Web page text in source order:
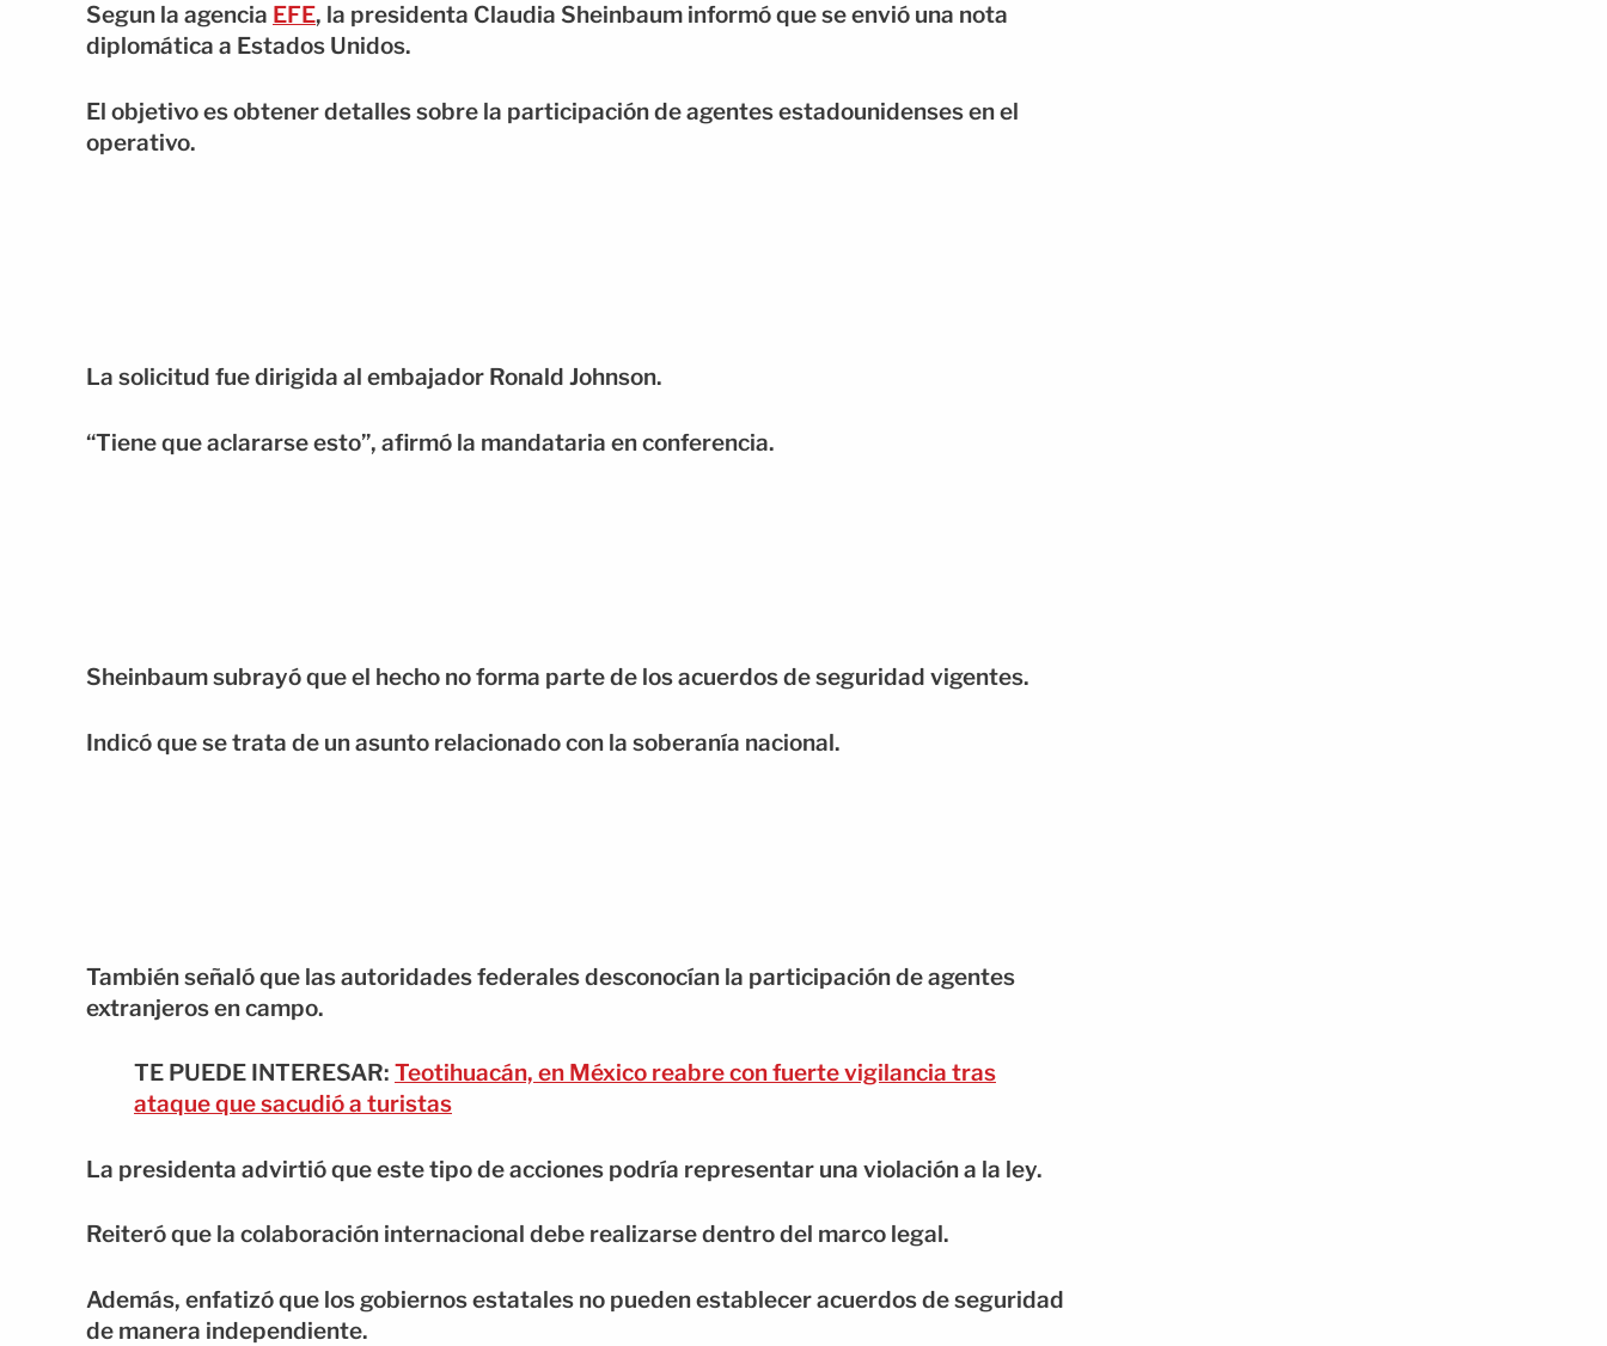
Segun la agencia EFE, la presidenta Claudia Sheinbaum informó que se envió una nota
diplomática a Estados Unidos.
El objetivo es obtener detalles sobre la participación de agentes estadounidenses en el
operativo.
La solicitud fue dirigida al embajador Ronald Johnson.
“Tiene que aclararse esto”, afirmó la mandataria en conferencia.
Sheinbaum subrayó que el hecho no forma parte de los acuerdos de seguridad vigentes.
Indicó que se trata de un asunto relacionado con la soberanía nacional.
También señaló que las autoridades federales desconocían la participación de agentes
extranjeros en campo.
TE PUEDE INTERESAR: Teotihuacán, en México reabre con fuerte vigilancia tras
ataque que sacudió a turistas
La presidenta advirtió que este tipo de acciones podría representar una violación a la ley.
Reiteró que la colaboración internacional debe realizarse dentro del marco legal.
Además, enfatizó que los gobiernos estatales no pueden establecer acuerdos de seguridad
de manera independiente.